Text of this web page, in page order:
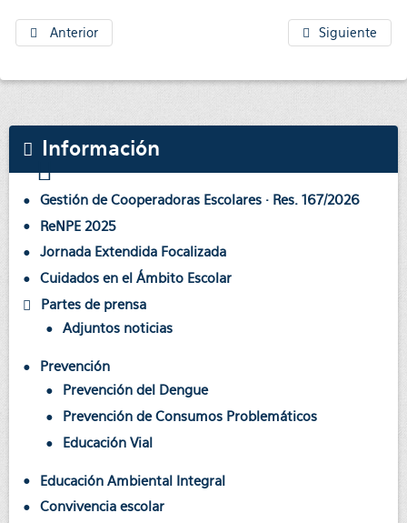
Anterior Siguiente
Información
Gestión de Cooperadoras Escolares · Res. 167/2026
ReNPE 2025
Jornada Extendida Focalizada
Cuidados en el Ámbito Escolar
Partes de prensa
Adjuntos noticias
Prevención
Prevención del Dengue
Prevención de Consumos Problemáticos
Educación Vial
Educación Ambiental Integral
Convivencia escolar